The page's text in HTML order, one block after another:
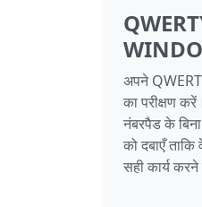
अपने
का परीक्षण
नंबरपैड के
को दबाएँ
सही कार्य